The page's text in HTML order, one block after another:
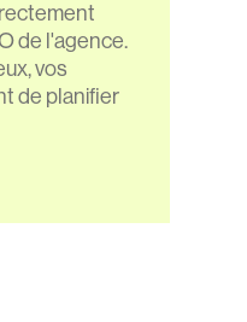
de l'agence.
vos
de planifier